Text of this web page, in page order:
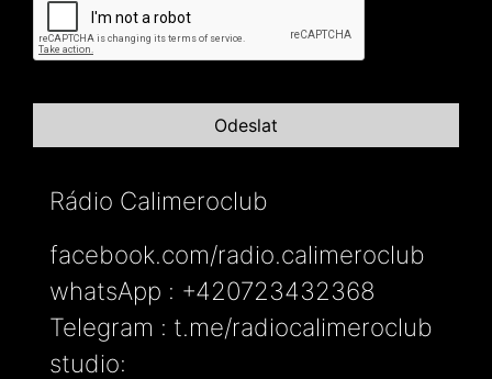
Rádio Calimeroclub
facebook.com/radio.calimeroclub
whatsApp : +420723432368
Telegram : t.me/radiocalimeroclub
studio: